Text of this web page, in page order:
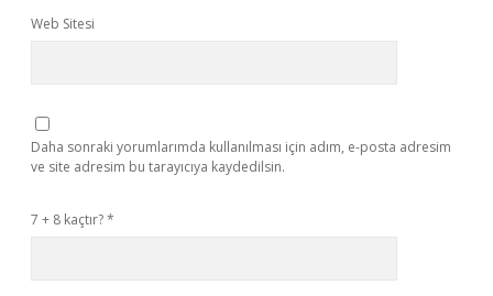
Web Sitesi
Daha sonraki yorumlarımda kullanılması için adım, e-posta adresim
ve site adresim bu tarayıcıya kaydedilsin.
7 + 8 kaçtır?*